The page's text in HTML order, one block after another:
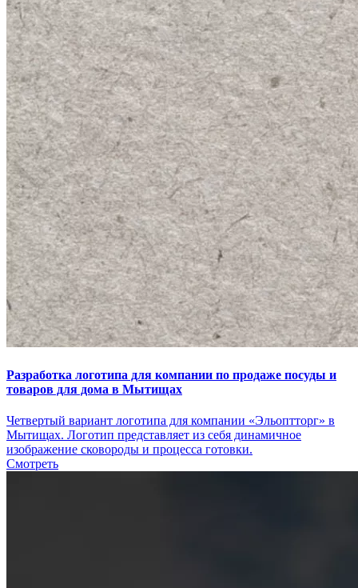
Разработка логотипа для компании по продаже посуды и
товаров для дома в Мытищах
Четвертый вариант логотипа для компании «Эльоптторг» в
Мытищах. Логотип представляет из себя динамичное
изображение сковороды и процесса готовки.
Смотреть